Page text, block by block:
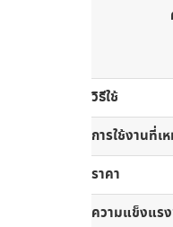
วิธีใช้
การใช้งานที่เ
ราคา
ความแข็งแร